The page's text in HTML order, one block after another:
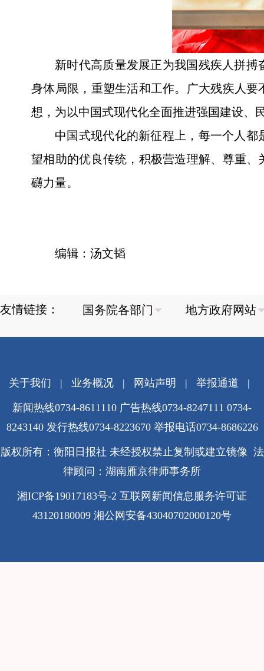
新时代高质量发展正为我国残疾人拼
身体局限，重塑生活和工作。广大残疾人
想，为以中国式现代化全面推进强国建设、
中国式现代化的新征程上，每一个人
望相助的优良传统，积极营造理解、尊重
礴力量。
编辑：汤文韬
友情链接：
关于我们 | 业务概况| 网站声明 | 举报通道 |
新闻热线0734-8611110 广告热线0734-8247111 0734-
8243140 发行热线0734-8223670 举报电话0734-8686226
版权所有：衡阳日报社 未经授权禁止复制或建立镜像 法
律顾问：湖南雁京律师事务所
湘ICP备19017183号-2 互联网新闻信息服务许可证
43120180009 湘公网安备43040702000120号